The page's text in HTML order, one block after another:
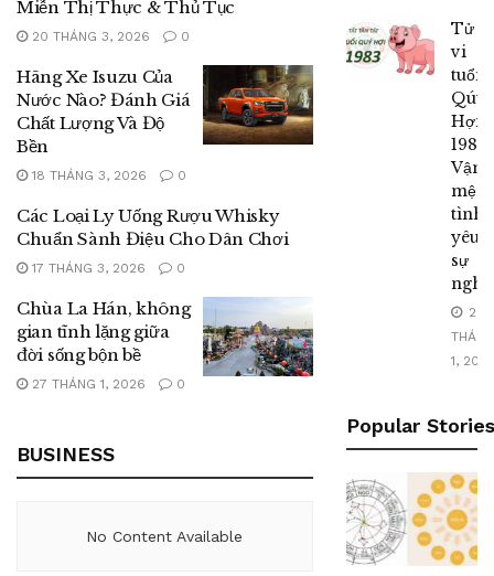
Miễn Thị Thực & Thủ Tục
20 THÁNG 3, 2026 0
Hãng Xe Isuzu Của
Nước Nào? Đánh Giá
Chất Lượng Và Độ
Bền
18 THÁNG 3, 2026 0
Các Loại Ly Uống Rượu Whisky
Chuẩn Sành Điệu Cho Dân Chơi
17 THÁNG 3, 2026 0
Chùa La Hán, không
gian tĩnh lặng giữa
đời sống bộn bề
27 THÁNG 1, 2026 0
BUSINESS
No Content Available
Tử
vi
tuổi
Qúy
Hợi
1983:
Vận
tình
yêu,
sự
2
THÁNG
1, 2023
Popular Stories